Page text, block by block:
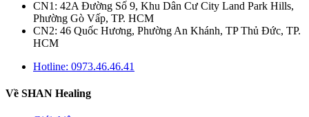
CN1: 42A Đường Số 9, Khu Dân Cư City Land Park Hills,
Phường Gò Vấp, TP. HCM
CN2: 46 Quốc Hương, Phường An Khánh, TP Thủ Đức, TP.
HCM
Hotline: 0973.46.46.41
Về SHAN Healing